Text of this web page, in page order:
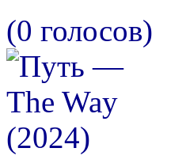
(0 голосов)